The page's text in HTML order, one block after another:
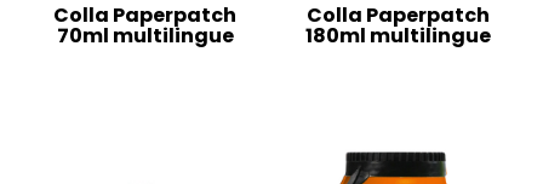
Colla Paperpatch
70ml multilingue
Colla Paperpatch
180ml multilingue